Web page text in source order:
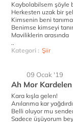
Kaybolabilsem şöyle
Herkesten uzak bir
Kimsenin beni
Benimse kimseyi
Maviliklerin arasında
..
Kategori : Şiir
09 Ocak '19
Ah Mor Kardelen
Kara kışla gelen!
Anılarıma kar
Belli oluyor mu
Sadece üşüyorum